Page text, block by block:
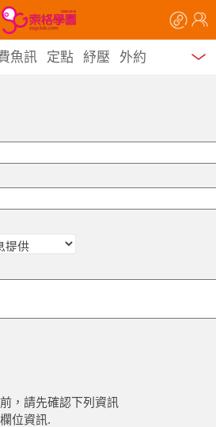
魚訊 定點 紓壓 外約
，請先確認下列資訊
位資訊.